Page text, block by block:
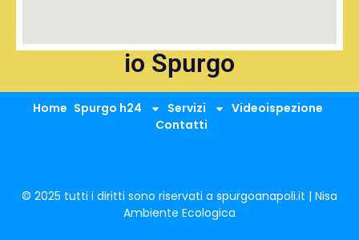
io Spurgo
Home Spurgo h24 Servizi
Videoispezione
Contatti
© 2025 tutti i diritti sono riservati a spurgoanapoli.it | Nisa
Ambiente Ecologica